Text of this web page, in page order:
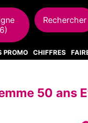
Rechercher
PROMO CHIFFRES
50 ans